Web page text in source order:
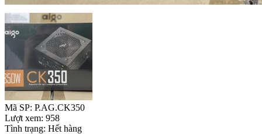
Mã SP: P.AG.CK350
Lượt xem: 958
Tình trạng: Hết hàng